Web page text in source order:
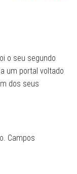
o seu segundo
um portal voltado
dos seus
Campos